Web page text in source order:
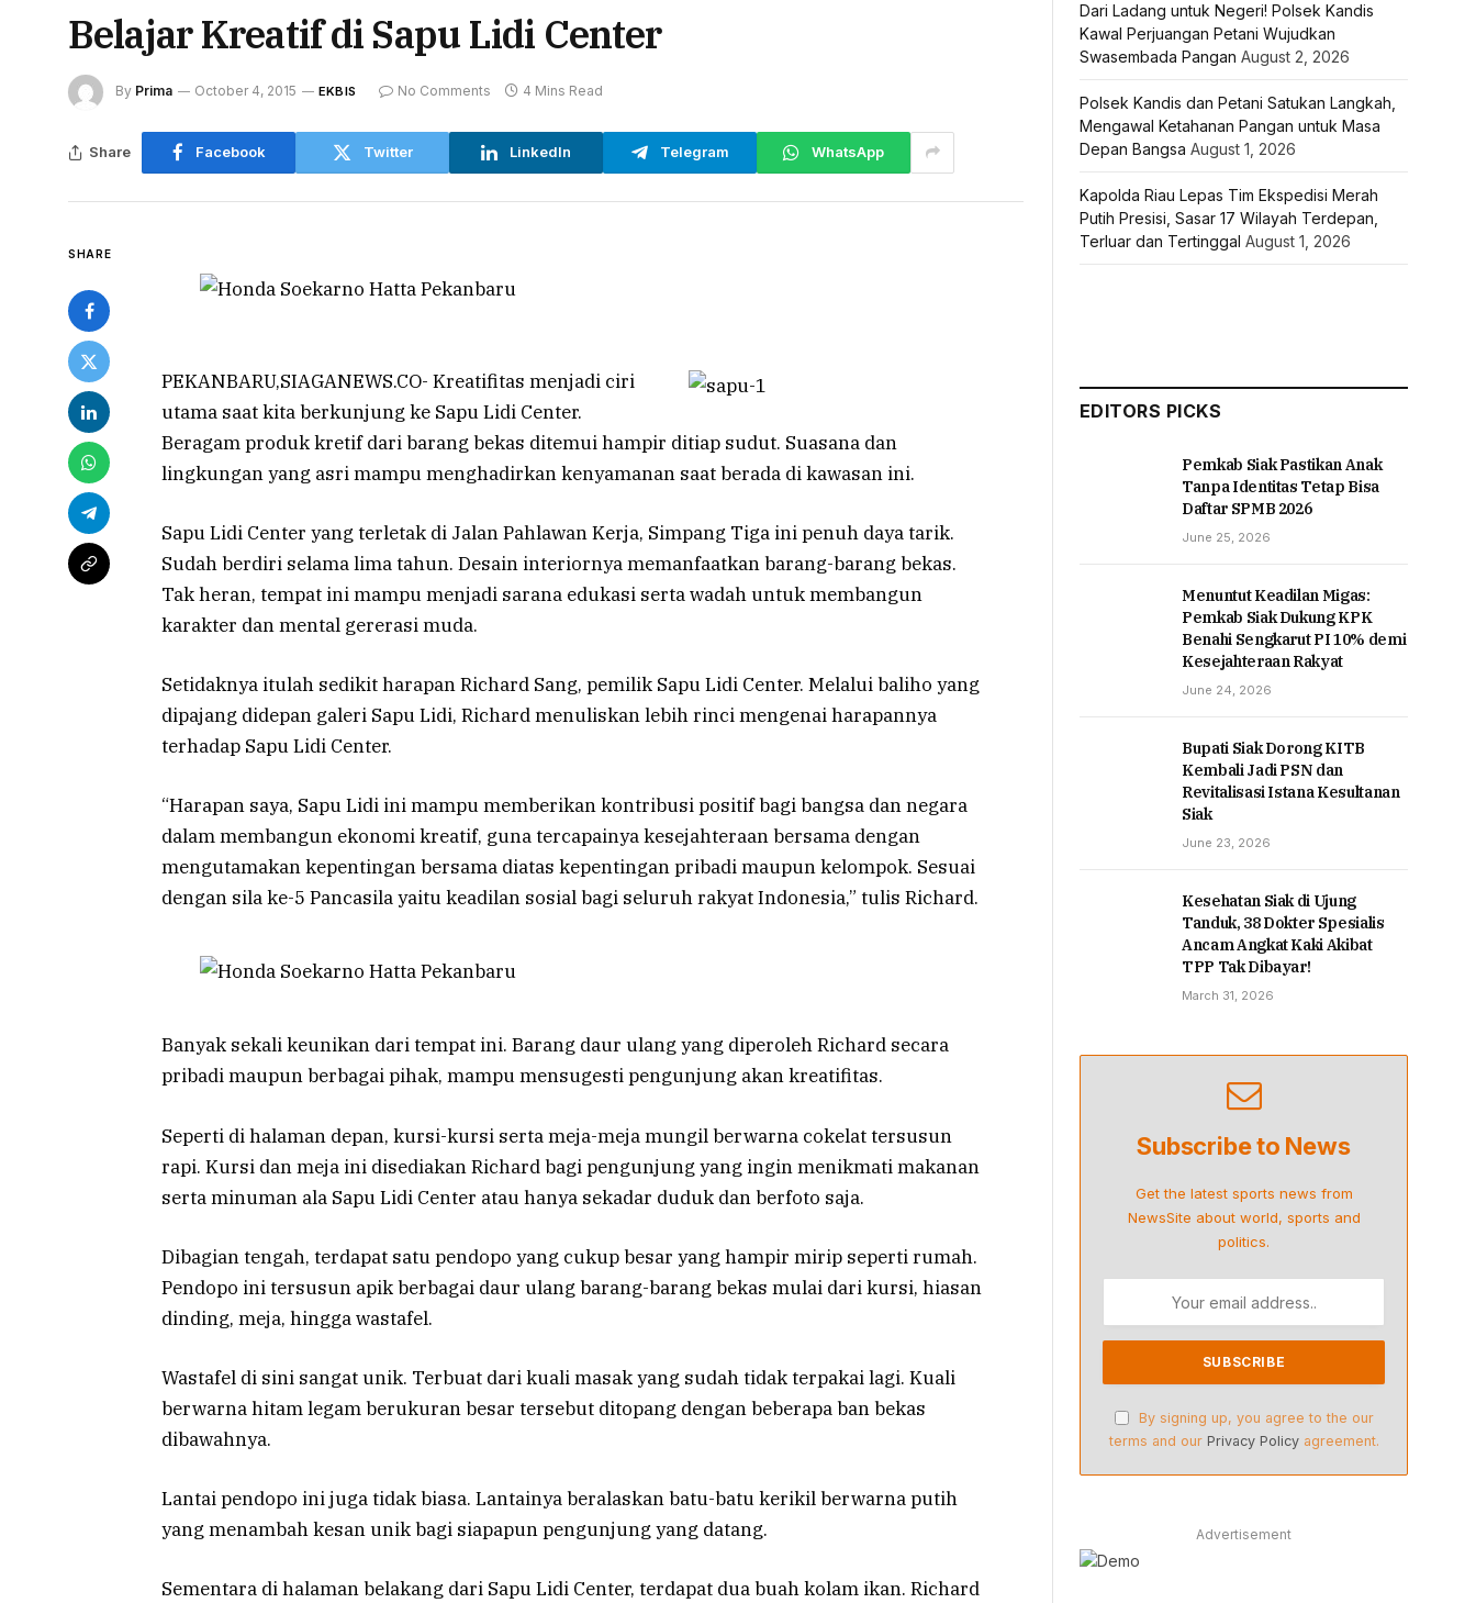
Belajar Kreatif di Sapu Lidi Center
By Prima October 4, 2015 EKBIS No Comments 4 Mins Read
Share Facebook Twitter LinkedIn Telegram WhatsApp
SHARE
PEKANBARU,SIAGANEWS.CO- Kreatifitas menjadi ciri
utama saat kita berkunjung ke Sapu Lidi Center.
Beragam produk kretif dari barang bekas ditemui hampir ditiap sudut. Suasana dan
lingkungan yang asri mampu menghadirkan kenyamanan saat berada di kawasan ini.
Sapu Lidi Center yang terletak di Jalan Pahlawan Kerja, Simpang Tiga ini penuh daya tarik.
Sudah berdiri selama lima tahun. Desain interiornya memanfaatkan barang-barang bekas.
Tak heran, tempat ini mampu menjadi sarana edukasi serta wadah untuk membangun
karakter dan mental gererasi muda.
Setidaknya itulah sedikit harapan Richard Sang, pemilik Sapu Lidi Center. Melalui baliho yang
dipajang didepan galeri Sapu Lidi, Richard menuliskan lebih rinci mengenai harapannya
terhadap Sapu Lidi Center.
“Harapan saya, Sapu Lidi ini mampu memberikan kontribusi positif bagi bangsa dan negara
dalam membangun ekonomi kreatif, guna tercapainya kesejahteraan bersama dengan
mengutamakan kepentingan bersama diatas kepentingan pribadi maupun kelompok. Sesuai
dengan sila ke-5 Pancasila yaitu keadilan sosial bagi seluruh rakyat Indonesia,” tulis Richard.
Banyak sekali keunikan dari tempat ini. Barang daur ulang yang diperoleh Richard secara
pribadi maupun berbagai pihak, mampu mensugesti pengunjung akan kreatifitas.
Seperti di halaman depan, kursi-kursi serta meja-meja mungil berwarna cokelat tersusun
rapi. Kursi dan meja ini disediakan Richard bagi pengunjung yang ingin menikmati makanan
serta minuman ala Sapu Lidi Center atau hanya sekadar duduk dan berfoto saja.
Dibagian tengah, terdapat satu pendopo yang cukup besar yang hampir mirip seperti rumah.
Pendopo ini tersusun apik berbagai daur ulang barang-barang bekas mulai dari kursi, hiasan
dinding, meja, hingga wastafel.
Wastafel di sini sangat unik. Terbuat dari kuali masak yang sudah tidak terpakai lagi. Kuali
berwarna hitam legam berukuran besar tersebut ditopang dengan beberapa ban bekas
dibawahnya.
Lantai pendopo ini juga tidak biasa. Lantainya beralaskan batu-batu kerikil berwarna putih
yang menambah kesan unik bagi siapapun pengunjung yang datang.
Sementara di halaman belakang dari Sapu Lidi Center, terdapat dua buah kolam ikan. Richard
Dari Ladang untuk Negeri! Polsek Kandis
Kawal Perjuangan Petani Wujudkan
Swasembada Pangan August 2, 2026
Polsek Kandis dan Petani Satukan Langkah,
Mengawal Ketahanan Pangan untuk Masa
Depan Bangsa August 1, 2026
Kapolda Riau Lepas Tim Ekspedisi Merah
Putih Presisi, Sasar 17 Wilayah Terdepan,
Terluar dan Tertinggal August 1, 2026
EDITORS PICKS
Pemkab Siak Pastikan Anak
Tanpa Identitas Tetap Bisa
Daftar SPMB 2026
June 25, 2026
Menuntut Keadilan Migas:
Pemkab Siak Dukung KPK
Benahi Sengkarut PI 10% demi
Kesejahteraan Rakyat
June 24, 2026
Bupati Siak Dorong KITB
Kembali Jadi PSN dan
Revitalisasi Istana Kesultanan
Siak
June 23, 2026
Kesehatan Siak di Ujung
Tanduk, 38 Dokter Spesialis
Ancam Angkat Kaki Akibat
TPP Tak Dibayar!
March 31, 2026
Subscribe to News
Get the latest sports news from
NewsSite about world, sports and
politics.
By signing up, you agree to the our
terms and our Privacy Policyagreement.
Advertisement